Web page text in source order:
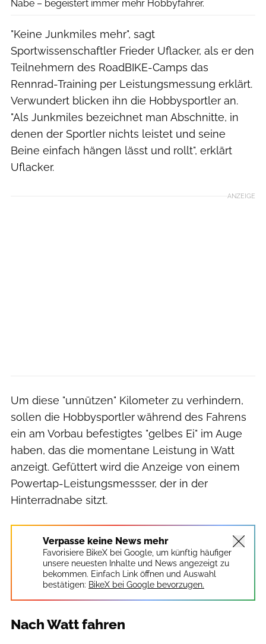
Nabe – begeistert immer mehr Hobbyfahrer.
"Keine Junkmiles mehr", sagt
Sportwissenschaftler Frieder Uflacker, als er den
Teilnehmern des RoadBIKE-Camps das
Rennrad-Training per Leistungsmessung erklärt.
Verwundert blicken ihn die Hobbysportler an.
"Als Junkmiles bezeichnet man Abschnitte, in
denen der Sportler nichts leistet und seine
Beine einfach hängen lässt und rollt", erklärt
Uflacker.
ANZEIGE
Um diese "unnützen" Kilometer zu verhindern,
sollen die Hobbysportler während des Fahrens
ein am Vorbau befestigtes "gelbes Ei" im Auge
haben, das die momentane Leistung in Watt
anzeigt. Gefüttert wird die Anzeige von einem
Powertap-Leistungsmessser, der in der
Hinterradnabe sitzt.
Verpasse keine News mehr
Favorisiere BikeX bei Google, um künftig häufiger
unsere neuesten Inhalte und News angezeigt zu
bekommen. Einfach Link öffnen und Auswahl
bestätigen: BikeX bei Google bevorzugen.
Nach Watt fahren